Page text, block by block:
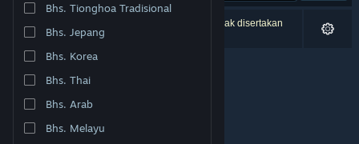
Ubah bahasa
Dapatkan Aplikasi Seluler Steam
Lihat situs web desktop
Bhs. Tionghoa Tradisional
Bhs. Jepang
Bhs. Korea
Bhs. Thai
Bhs. Arab
Bhs. Melayu
0 hasil cocok dengan pencarianmu. 1 produk tidak disertakan
berdasarkan preferensimu.